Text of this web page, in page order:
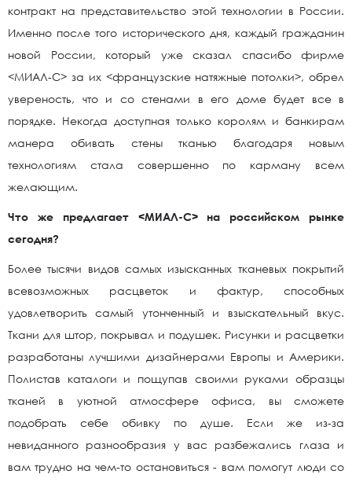
контракт на представительство этой технологии в России.
Именно после того исторического дня, каждый гражданин
новой России, который уже сказал спасибо фирме
<МИАЛ-С> за их <французские натяжные потолки>, обрел
увереность, что и со стенами в его доме будет все в
порядке. Некогда доступная только королям и банкирам
манера обивать стены тканью благодаря новым
технологиям стала совершенно по карману всем
желающим.
Что же предлагает <МИАЛ-С> на российском рынке
сегодня?
Более тысячи видов самых изысканных тканевых покрытий
всевозможных расцветок и фактур, способных
удовлетворить самый утонченный и взыскательный вкус.
Ткани для штор, покрывал и подушек. Рисунки и расцветки
разработаны лучшими дизайнерами Европы и Америки.
Полистав каталоги и пощупав своими руками образцы
тканей в уютной атмосфере офиса, вы сможете
подобрать себе обивку по душе. Если же из-за
невиданного разнообразия у вас разбежались глаза и
вам трудно на чем-то остановиться - вам помогут люди со